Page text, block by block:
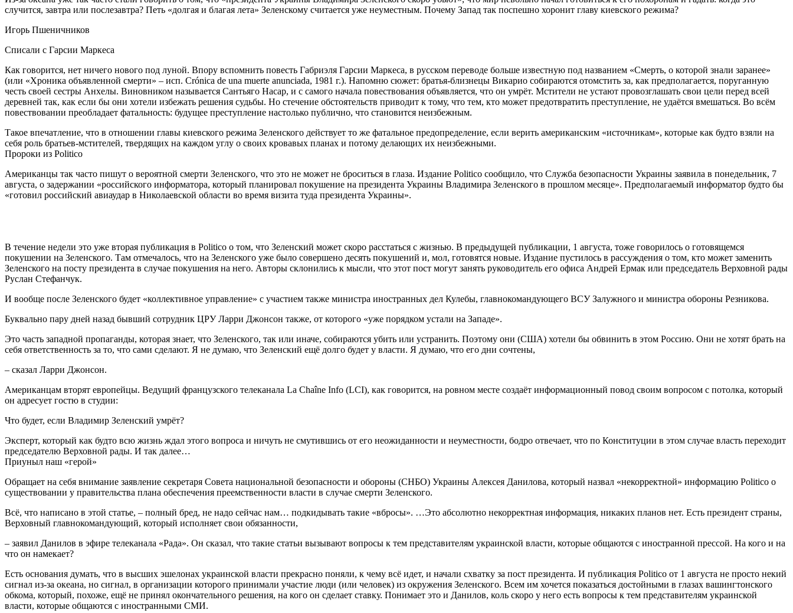
случится, завтра или послезавтра? Петь «долгая и благая лета» Зеленскому считается уже неуместным. Почему Запад так поспешно хоронит главу киевского режима?
Игорь Пшеничников
Списали с Гарсии Маркеса
Как говорится, нет ничего нового под луной. Впору вспомнить повесть Габриэля Гарсии Маркеса, в русском переводе больше известную под названием «Смерть, о которой знали заранее»
(или «Хроника объявленной смерти» – исп. Crónica de una muerte anunciada, 1981 г.). Напомню сюжет: братья-близнецы Викарио собираются отомстить за, как предполагается, поруганную
честь своей сестры Анхелы. Виновником называется Сантьяго Насар, и с самого начала повествования объявляется, что он умрёт. Мстители не устают провозглашать свои цели перед всей
деревней так, как если бы они хотели избежать решения судьбы. Но стечение обстоятельств приводит к тому, что тем, кто может предотвратить преступление, не удаётся вмешаться. Во всём
повествовании преобладает фатальность: будущее преступление настолько публично, что становится неизбежным.
Такое впечатление, что в отношении главы киевского режима Зеленского действует то же фатальное предопределение, если верить американским «источникам», которые как будто взяли на
себя роль братьев-мстителей, твердящих на каждом углу о своих кровавых планах и потому делающих их неизбежными.
Пророки из Politico
Американцы так часто пишут о вероятной смерти Зеленского, что это не может не броситься в глаза. Издание Politico сообщило, что Служба безопасности Украины заявила в понедельник, 7
августа, о задержании «российского информатора, который планировал покушение на президента Украины Владимира Зеленского в прошлом месяце». Предполагаемый информатор будто бы
«готовил российский авиаудар в Николаевской области во время визита туда президента Украины».
В течение недели это уже вторая публикация в Politico о том, что Зеленский может скоро расстаться с жизнью. В предыдущей публикации, 1 августа, тоже говорилось о готовящемся
покушении на Зеленского. Там отмечалось, что на Зеленского уже было совершено десять покушений и, мол, готовятся новые. Издание пустилось в рассуждения о том, кто может заменить
Зеленского на посту президента в случае покушения на него. Авторы склонились к мысли, что этот пост могут занять руководитель его офиса Андрей Ермак или председатель Верховной рады
Руслан Стефанчук.
И вообще после Зеленского будет «коллективное управление» с участием также министра иностранных дел Кулебы, главнокомандующего ВСУ Залужного и министра обороны Резникова.
Буквально пару дней назад бывший сотрудник ЦРУ Ларри Джонсон также, от которого «уже порядком устали на Западе».
Это часть западной пропаганды, которая знает, что Зеленского, так или иначе, собираются убить или устранить. Поэтому они (США) хотели бы обвинить в этом Россию. Они не хотят брать на
себя ответственность за то, что сами сделают. Я не думаю, что Зеленский ещё долго будет у власти. Я думаю, что его дни сочтены,
– сказал Ларри Джонсон.
Американцам вторят европейцы. Ведущий французского телеканала La Chaîne Info (LCI), как говорится, на ровном месте создаёт информационный повод своим вопросом с потолка, который
он адресует гостю в студии:
Что будет, если Владимир Зеленский умрёт?
Эксперт, который как будто всю жизнь ждал этого вопроса и ничуть не смутившись от его неожиданности и неуместности, бодро отвечает, что по Конституции в этом случае власть переходит
председателю Верховной рады. И так далее…
Приуныл наш «герой»
Обращает на себя внимание заявление секретаря Совета национальной безопасности и обороны (СНБО) Украины Алексея Данилова, который назвал «некорректной» информацию Politico о
существовании у правительства плана обеспечения преемственности власти в случае смерти Зеленского.
Всё, что написано в этой статье, – полный бред, не надо сейчас нам… подкидывать такие «вбросы». …Это абсолютно некорректная информация, никаких планов нет. Есть президент страны,
Верховный главнокомандующий, который исполняет свои обязанности,
– заявил Данилов в эфире телеканала «Рада». Он сказал, что такие статьи вызывают вопросы к тем представителям украинской власти, которые общаются с иностранной прессой. На кого и на
что он намекает?
Есть основания думать, что в высших эшелонах украинской власти прекрасно поняли, к чему всё идет, и начали схватку за пост президента. И публикация Politico от 1 августа не просто некий
сигнал из-за океана, но сигнал, в организации которого принимали участие люди (или человек) из окружения Зеленского. Всем им хочется показаться достойными в глазах вашингтонского
обкома, который, похоже, ещё не принял окончательного решения, на кого он сделает ставку. Понимает это и Данилов, коль скоро у него есть вопросы к тем представителям украинской
власти, которые общаются с иностранными СМИ.